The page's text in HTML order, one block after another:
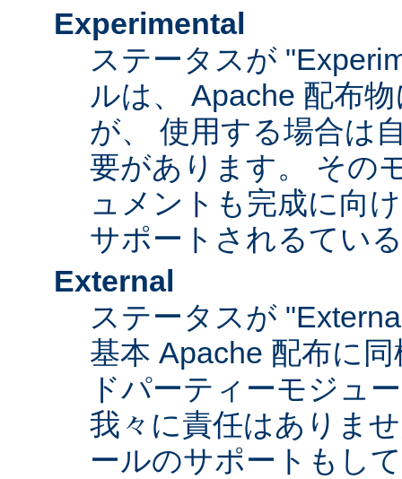
Experimental
ステータスが
ルは、 Apache 配布
が、 使用する場合は
要があります。 その
ュメントも完成に向
サポートされるてい
External
ステータスが
基本 Apache 配布に
ドパーティーモジュ
我々に責任はありま
ールのサポートもし